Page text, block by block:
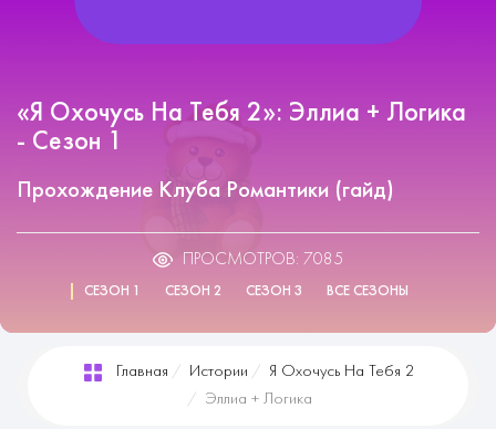
«Я Охочусь На Тебя 2»: Эллиа + Логика
- Сезон 1
Прохождение Клуба Романтики (гайд)
ПРОСМОТРОВ: 7085
СЕЗОН 1 СЕЗОН 2 СЕЗОН 3 ВСЕ СЕЗОНЫ
Главная Истории
Я Охочусь На Тебя 2
Эллиа + Логика